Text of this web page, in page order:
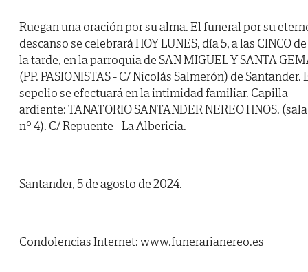
Ruegan una oración por su alma. El funeral por su
descanso se celebrará HOY LUNES, día 5, a las CINCO de
la tarde, en la parroquia de SAN MIGUEL Y SANTA
(PP. PASIONISTAS - C/ Nicolás Salmerón) de Santander.
sepelio se efectuará en la intimidad familiar. Capilla
ardiente: TANATORIO SANTANDER NEREO HNOS. (sala
nº 4). C/ Repuente - La Albericia.
Santander, 5 de agosto de 2024.
Condolencias Internet: www.funerarianereo.es